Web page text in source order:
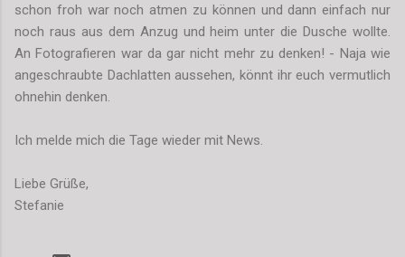
schon froh war noch atmen zu können und dann einfach nur
noch raus aus dem Anzug und heim unter die Dusche wollte.
An Fotografieren war da gar nicht mehr zu denken! - Naja wie
angeschraubte Dachlatten aussehen, könnt ihr euch vermutlich
ohnehin denken.
Ich melde mich die Tage wieder mit News.
Liebe Grüße,
Stefanie